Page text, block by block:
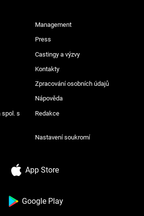
Management
Press
Castingy a výzvy
Kontakty
Zpracování osobních údajů
Nápověda
spol. s
Redakce
Nastavení soukromí
App Store
Google Play